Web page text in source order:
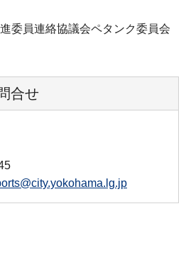
委員連絡協議会ペタンク委員会
合せ